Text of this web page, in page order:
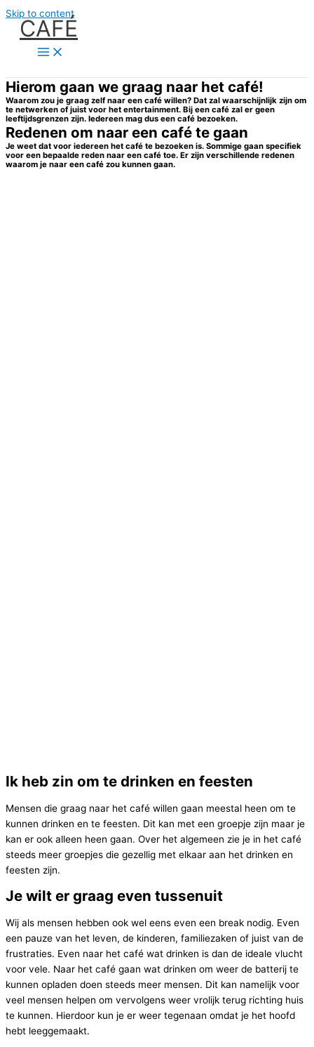
Skip to content
CAFÉ
Hierom gaan we graag naar het café!
Waarom zou je graag zelf naar een café willen? Dat zal waarschijnlijk zijn om
te netwerken of juist voor het entertainment. Bij een café zal er geen
leeftijdsgrenzen zijn. Iedereen mag dus een café bezoeken.
Redenen om naar een café te gaan
Je weet dat voor iedereen het café te bezoeken is. Sommige gaan specifiek
voor een bepaalde reden naar een café toe. Er zijn verschillende redenen
waarom je naar een café zou kunnen gaan.
Ik heb zin om te drinken en feesten
Mensen die graag naar het café willen gaan meestal heen om te
kunnen drinken en te feesten. Dit kan met een groepje zijn maar je
kan er ook alleen heen gaan. Over het algemeen zie je in het café
steeds meer groepjes die gezellig met elkaar aan het drinken en
feesten zijn.
Je wilt er graag even tussenuit
Wij als mensen hebben ook wel eens even een break nodig. Even
een pauze van het leven, de kinderen, familiezaken of juist van de
frustraties. Even naar het café wat drinken is dan de ideale vlucht
voor vele. Naar het café gaan wat drinken om weer de batterij te
kunnen opladen doen steeds meer mensen. Dit kan namelijk voor
veel mensen helpen om vervolgens weer vrolijk terug richting huis
te kunnen. Hierdoor kun je er weer tegenaan omdat je het hoofd
hebt leeggemaakt.